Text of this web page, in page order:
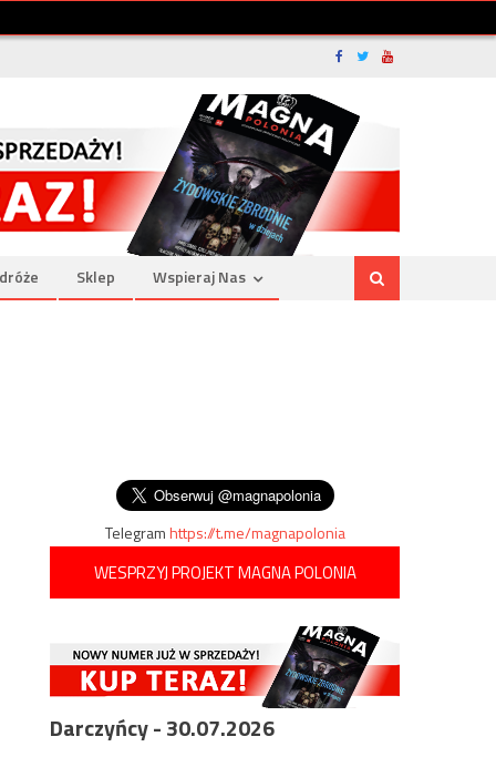
Sklep Wspieraj Nas
Telegramhttps://t.me/magnapolonia
WESPRZYJ PROJEKT MAGNA POLONIA
Darczyńcy - 30.07.2026